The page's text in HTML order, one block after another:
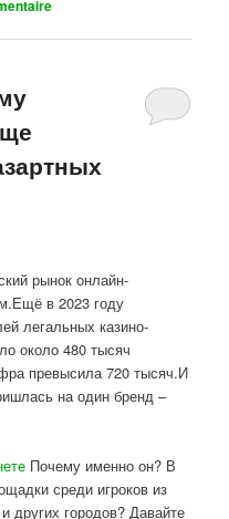
рынок онлайн-
в 2023 году
легальных казино-
около 480 тысяч
превысила 720 тысяч.И
на один бренд –
Почему именно он? В
среди игроков из
городов? Давайте